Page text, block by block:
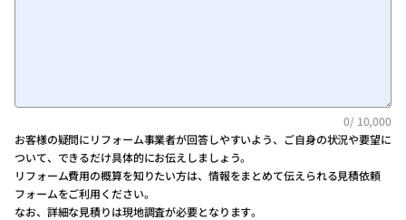
0/ 10,000
お客様の疑問にリフォーム事業者が回答しやすいよう、ご自身の状況や要望に
ついて、できるだけ具体的にお伝えしましょう。
リフォーム費用の概算を知りたい方は、情報をまとめて伝えられる見積依頼
フォームをご利用ください。
なお、詳細な見積りは現地調査が必要となります。